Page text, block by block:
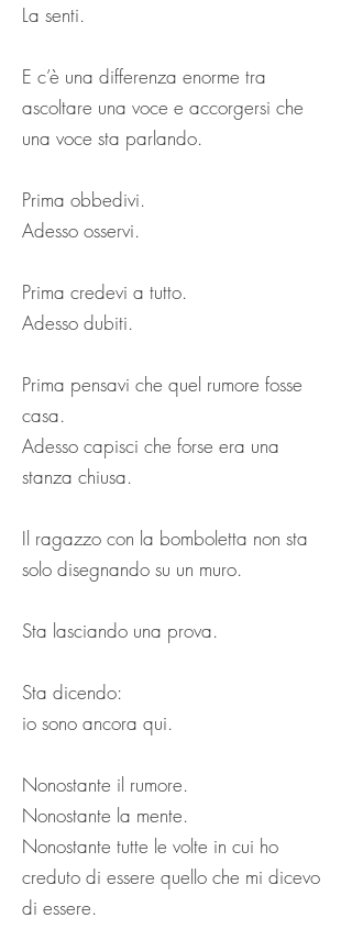
La senti.
E c’è una differenza enorme tra
ascoltare una voce e accorgersi che
una voce sta parlando.
Prima obbedivi.
Adesso osservi.
Prima credevi a tutto.
Adesso dubiti.
Prima pensavi che quel rumore fosse
casa.
Adesso capisci che forse era una
stanza chiusa.
Il ragazzo con la bomboletta non sta
solo disegnando su un muro.
Sta lasciando una prova.
Sta dicendo:
io sono ancora qui.
Nonostante il rumore.
Nonostante la mente.
Nonostante tutte le volte in cui ho
creduto di essere quello che mi dicevo
di essere.